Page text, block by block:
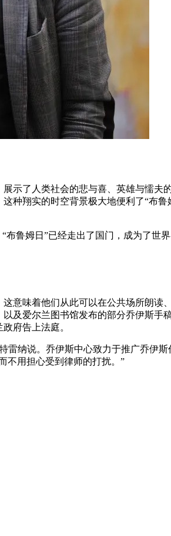
示了人类社会的悲与喜、英雄与懦夫
种翔实的时空背景极大地便利了“布
鲁姆日”已经走出了国门，成为了世
意味着他们从此可以在公共场所朗读
及爱尔兰图书馆发布的部分乔伊斯手
府告上法庭。
纳说。乔伊斯中心致力于推广乔伊斯
不用担心受到律师的打扰。”